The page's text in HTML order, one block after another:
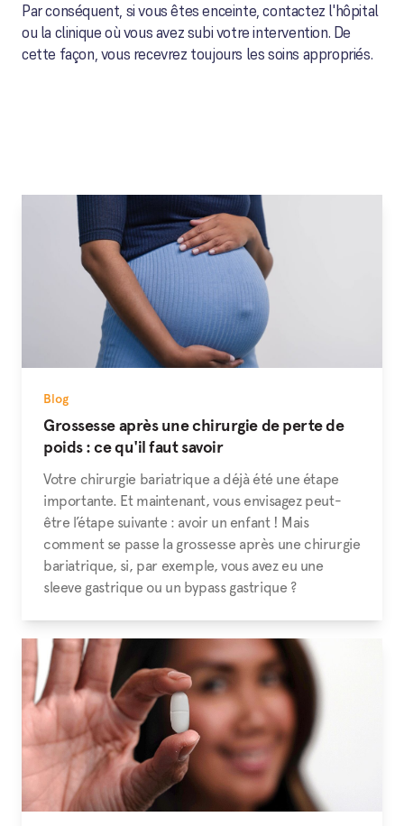
Par conséquent, si vous êtes enceinte, contactez l'hôpital
ou la clinique où vous avez subi votre intervention. De
cette façon, vous recevrez toujours les soins appropriés.
Blog
Grossesse après une chirurgie de perte de
poids : ce qu'il faut savoir
Votre chirurgie bariatrique a déjà été une étape
importante. Et maintenant, vous envisagez peut-
être l’étape suivante : avoir un enfant ! Mais
comment se passe la grossesse après une chirurgie
bariatrique, si, par exemple, vous avez eu une
sleeve gastrique ou un bypass gastrique ?